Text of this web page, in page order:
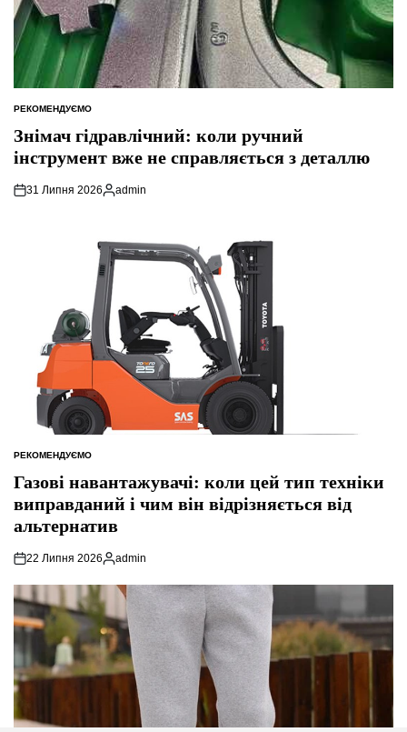
ОПУБЛІКУВАТИ
РЕКОМЕНДУЄМО
Знімач гідравлічний: коли ручний
інструмент вже не справляється з деталлю
31 Липня 2026
Опубліковано
admin
ОПУБЛІКУВАТИ
РЕКОМЕНДУЄМО
Газові навантажувачі: коли цей тип техніки
виправданий і чим він відрізняється від
альтернатив
22 Липня 2026
Опубліковано
admin